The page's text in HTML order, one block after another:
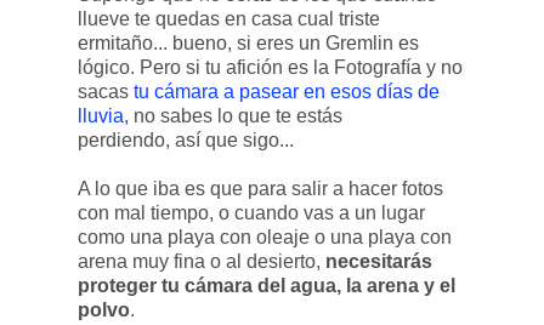
llueve te quedas en casa cual triste
ermitaño... bueno, si eres un Gremlin es
lógico. Pero si tu afición es la Fotografía y no
sacas tu cámara a pasear en esos días de
lluvia, no sabes lo que te estás
perdiendo, así que sigo...
A lo que iba es que para salir a hacer fotos
con mal tiempo, o cuando vas a un lugar
como una playa con oleaje o una playa con
arena muy fina o al desierto, necesitarás
proteger tu cámara del agua, la arena y el
polvo.